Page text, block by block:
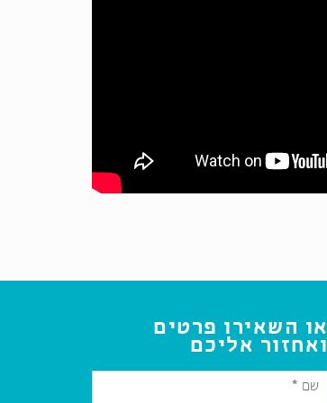
או השאירו פרטים
ואחזור אליכם